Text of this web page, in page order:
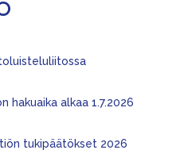
hakuaika alkaa 1.7.2026
tukipäätökset 2026